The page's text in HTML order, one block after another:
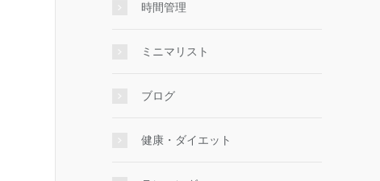
時間管理
ミニマリスト
ブログ
健康・ダイエット